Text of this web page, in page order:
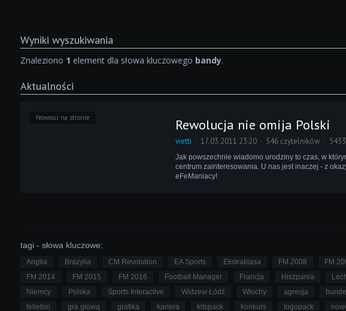
Wyniki wyszukiwania
Znaleziono 1 element dla słowa kluczowego bandy.
Aktualności
Nowości na stronie Rewolucja nie omija Polski
vietti 17.03.2011 23:20 546 czytelników
Jak powszechnie wiadomo urodziny to czas, w
centrum zainteresowania. U nas jest inaczej - z
eFeManiacy!
tagi - słowa kluczowe:
Anglia Brazylia CM Revolution EA Sports Ekstraklasa FM 2008 FM
FM 2014
FM 2015 FM 2016 Football Manager Francja Hiszpania
Niemcy
Polska Sports Interactive Widzew Łódź Włochy agresja
felieton
gra głową grafika kariera kitspack konkurs logopack